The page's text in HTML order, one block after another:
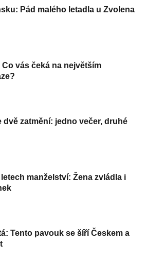
Pád malého letadla u Zvolena
Co vás čeká na největším
dvě zatmění: jedno večer, druhé
manželství: Žena zvládla i
Tento pavouk se šíří Českem a